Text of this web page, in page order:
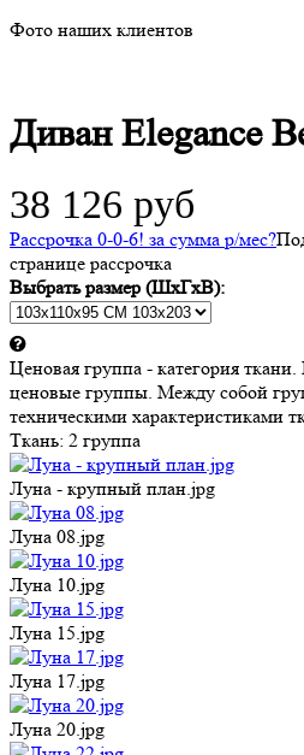
Фото наших клиентов
Диван Elegance
38 126 руб
Рассрочка 0-0-6! за сумма р/мес?
странице рассрочка
Выбрать размер (ШхГхВ):
Ценовая группа - категория
ценовые группы. Между собой
техническими характеристиками
Ткань: 2 группа
Луна - крупный план.jpg
Луна 08.jpg
Луна 10.jpg
Луна 15.jpg
Луна 17.jpg
Луна 20.jpg